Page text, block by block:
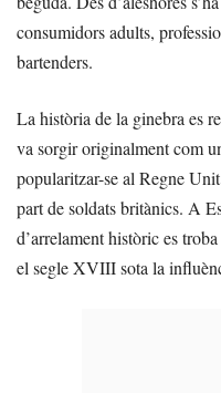
consumidors adults,
bartenders.
La història de la ginebra es
va sorgir originalment com
popularitzar-se al Regne
part de soldats britànics. A
d’arrelament històric es
el segle XVIII sota la